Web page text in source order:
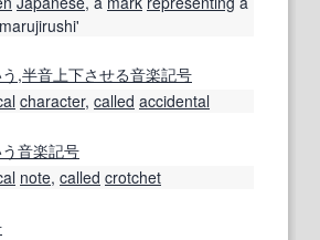
,半音 上下させる音楽記号
character, called accidental
音楽記号
note, called crotchet